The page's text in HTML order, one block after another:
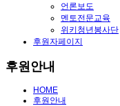
언론보도
멘토전문교육
위키청년봉사단
후원자페이지
후원안내
HOME
후원안내